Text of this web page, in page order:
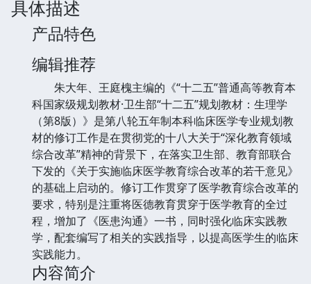
具体描述
产品特色
编辑推荐
朱大年、王庭槐主编的《“十二五”普通高等教育本
科国家级规划教材·卫生部“十二五”规划教材：生理学
（第8版）》是第八轮五年制本科临床医学专业规划教
材的修订工作是在贯彻党的十八大关于“深化教育领域
综合改革”精神的背景下，在落实卫生部、教育部联合
下发的《关于实施临床医学教育综合改革的若干意见》
的基础上启动的。修订工作贯穿了医学教育综合改革的
要求，特别是注重将医德教育贯穿于医学教育的全过
程，增加了《医患沟通》一书，同时强化临床实践教
学，配套编写了相关的实践指导，以提高医学生的临床
实践能力。
内容简介